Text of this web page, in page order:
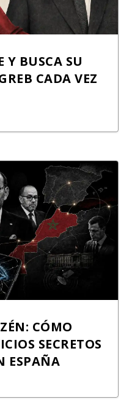
Y BUSCA SU
CADA VEZ
CÓMO
SECRETOS
ESPAÑA